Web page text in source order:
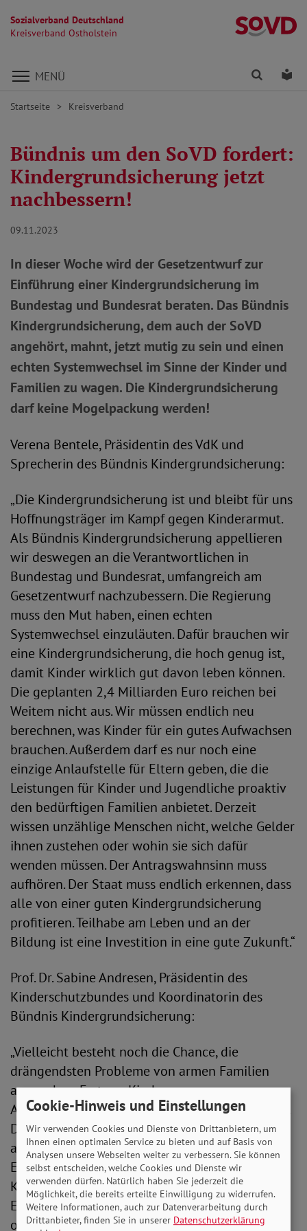
Sozialverband Deutschland
Kreisverband Ostholstein
Direkt zu den Inhalten springen
MENÜ Finden
Startseite Kreisverband
Bündnis um den SoVD fordert:
Kindergrundsicherung jetzt
nachbessern!
09.11.2023
In dieser Woche wird der Gesetzentwurf zur
Einführung einer Kindergrundsicherung im
Bundestag und Bundesrat beraten. Das Bündnis
Kindergrundsicherung, dem auch der SoVD
angehört, mahnt, jetzt mutig zu sein und einen
echten Systemwechsel im Sinne der Kinder und
Familien zu wagen. Die Kindergrundsicherung
darf keine Mogelpackung werden!
Verena Bentele, Präsidentin des VdK und
Sprecherin des Bündnis Kindergrundsicherung:
„Die Kindergrundsicherung ist und bleibt für uns
Hoffnungsträger im Kampf gegen Kinderarmut.
Als Bündnis Kindergrundsicherung appellieren
wir deswegen an die Verantwortlichen in
Bundestag und Bundesrat, umfangreich am
Gesetzentwurf nachzubessern. Die Regierung
muss den Mut haben, einen echten
Systemwechsel einzuläuten. Dafür brauchen wir
eine Kindergrundsicherung, die hoch genug ist,
damit Kinder wirklich gut davon leben können.
Die geplanten 2,4 Milliarden Euro reichen bei
Weitem nicht aus. Wir müssen endlich neu
berechnen, was Kinder für ein gutes Aufwachsen
brauchen. Außerdem darf es nur noch eine
einzige Anlaufstelle für Eltern geben, die die
Leistungen für Kinder und Jugendliche proaktiv
den bedürftigen Familien anbietet. Derzeit
wissen unzählige Menschen nicht, welche Gelder
ihnen zustehen oder wohin sie sich dafür
wenden müssen. Der Antragswahnsinn muss
aufhören. Der Staat muss endlich erkennen, dass
alle von einer guten Kindergrundsicherung
profitieren. Teilhabe am Leben und an der
Bildung ist eine Investition in eine gute Zukunft.“
Prof. Dr. Sabine Andresen, Präsidentin des
Kinderschutzbundes und Koordinatorin des
Bündnis Kindergrundsicherung:
„Vielleicht besteht noch die Chance, die
drängendsten Probleme von armen Familien
anzugehen. Erstens: Kinder von
Alleinerziehenden trifft Armut besonders häufig.
Diese Gruppe ist dringend auf Verbesserungen
angewiesen, um nicht fortwährend in
Existenzangst leben zu müssen. Zweitens ist für
Kinder aus Familien mit wenig oder keinem
Einkommen die Mitgliedschaft im Sportverein
oder die Teilnahme in der Musikschule meist zu
Cookie-Hinweis und Einstellungen
Wir verwenden Cookies und Dienste von Drittanbietern, um
Ihnen einen optimalen Service zu bieten und auf Basis von
Analysen unsere Webseiten weiter zu verbessern. Sie können
selbst entscheiden, welche Cookies und Dienste wir
verwenden dürfen. Natürlich haben Sie jederzeit die
Möglichkeit, die bereits erteilte Einwilligung zu widerrufen.
Weitere Informationen, auch zur Datenverarbeitung durch
Drittanbieter, finden Sie in unserer Datenschutzerklärung